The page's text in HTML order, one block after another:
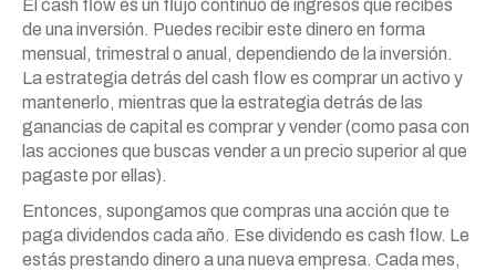
El cash flow es un flujo continuo de ingresos que recibes
de una inversión. Puedes recibir este dinero en forma
mensual, trimestral o anual, dependiendo de la inversión.
La estrategia detrás del cash flow es comprar un activo y
mantenerlo, mientras que la estrategia detrás de las
ganancias de capital es comprar y vender (como pasa con
las acciones que buscas vender a un precio superior al que
pagaste por ellas).
Entonces, supongamos que compras una acción que te
paga dividendos cada año. Ese dividendo es cash flow. Le
estás prestando dinero a una nueva empresa. Cada mes,